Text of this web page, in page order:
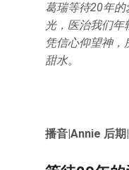
葛瑞等待20年
光，医治我们年
凭信心仰望神，
甜水。
播音|Annie 后